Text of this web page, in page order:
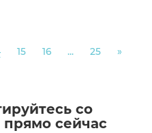
15 16 ... 25 »Next
со
сейчас